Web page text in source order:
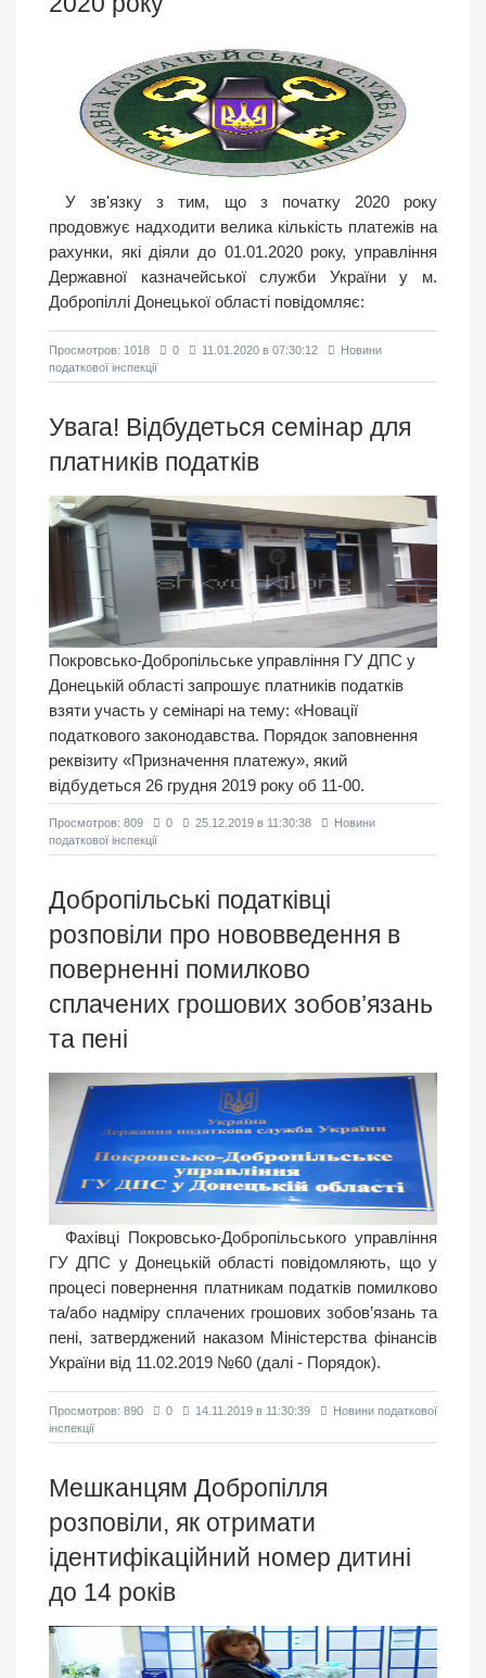
У зв'язку з тим, що з початку 2020 року
продовжує надходити велика кількість платежів на
рахунки, які діяли до 01.01.2020 року, управління
Державної казначейської служби України у м.
Добропіллі Донецької області повідомляє:
Просмотров: 1018 0 11.01.2020 в 07:30:12
Новини
податкової інспекції
Увага! Відбудеться семінар для
платників податків
Покровсько-Добропільське управління ГУ ДПС у
Донецькій області запрошує платників податків
взяти участь у семінарі на тему: «Новації
податкового законодавства. Порядок заповнення
реквізиту «Призначення платежу», який
відбудеться 26 грудня 2019 року об 11-00.
Просмотров: 809 0 25.12.2019 в 11:30:38
Новини
податкової інспекції
Добропільські податківці
розповіли про нововведення в
поверненні помилково
сплачених грошових зобов’язань
та пені
Фахівці Покровсько-Добропільського управління
ГУ ДПС у Донецькій області повідомляють, що у
процесі повернення платникам податків помилково
та/або надміру сплачених грошових зобов’язань та
пені, затверджений наказом Міністерства фінансів
України від 11.02.2019 №60 (далі - Порядок).
Просмотров: 890 0 14.11.2019 в 11:30:39
Новини податкової
інспекції
Мешканцям Добропілля
розповіли, як отримати
ідентифікаційний номер дитині
до 14 років